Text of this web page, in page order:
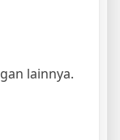
lainnya.